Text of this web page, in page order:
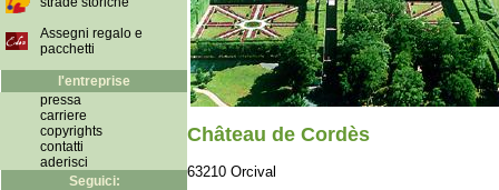
Assegni regalo e
pacchetti
l'entreprise
pressa
carriere
copyrights
contatti
aderisci
Seguici:
Château de Cordès
63210 Orcival